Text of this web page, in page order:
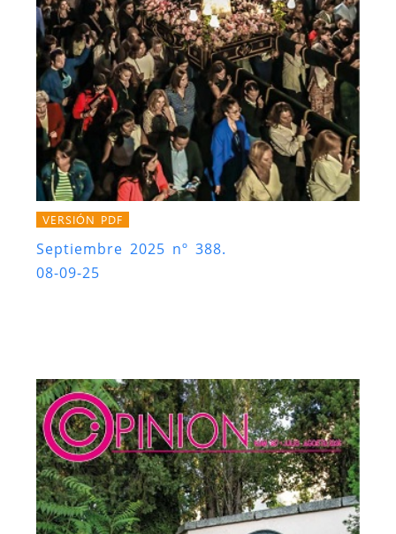
VERSIÓN PDF
Septiembre 2025 nº 388.
08-09-25